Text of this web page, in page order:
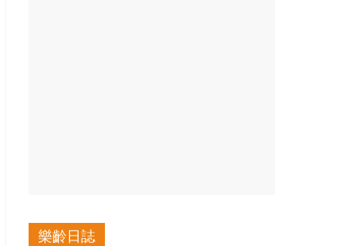
樂齡日誌